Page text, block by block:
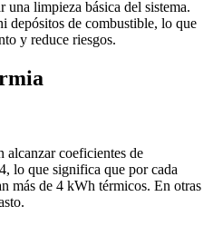
limpieza básica del sistema.
depósitos de combustible, lo que
y reduce riesgos.
alcanzar coeficientes de
lo que significa que por cada
más de 4 kWh térmicos. En otras